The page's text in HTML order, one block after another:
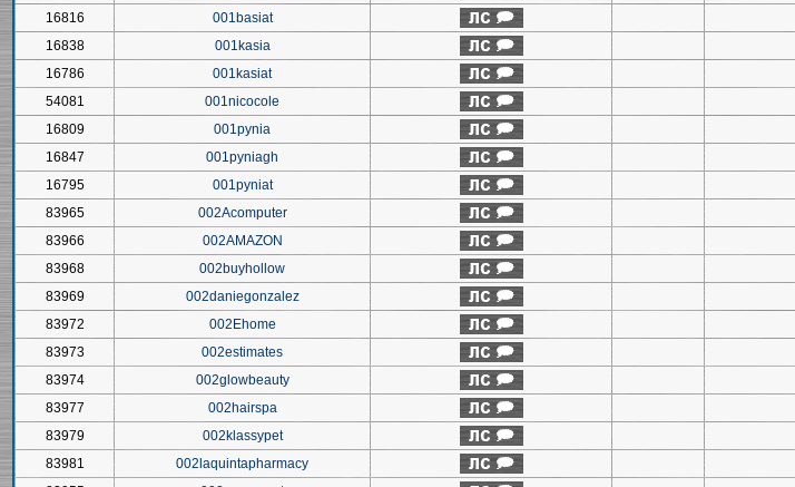
16816
001basiat
16838
001kasia
16786
001kasiat
54081
001nicocole
16809
001pynia
16847
001pyniagh
16795
001pyniat
83965
002Acomputer
83966
002AMAZON
83968
002buyhollow
83969
002daniegonzalez
83972
002Ehome
83973
002estimates
83974
002glowbeauty
83977
002hairspa
83979
002klassypet
83981
002laquintapharmacy